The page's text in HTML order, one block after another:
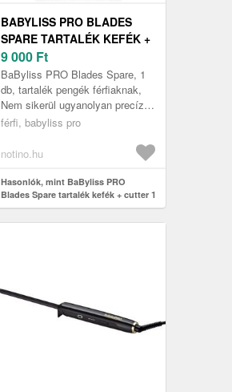
BABYLISS PRO BLADES
SPARE TARTALÉK KEFÉK +
CUTTER 1 DB
9 000 Ft
BaByliss PRO Blades Spare, 1
db, tartalék pengék férfiaknak,
Nem sikerül ugyanolyan precíz
eredményt elérnie a borotvájával,
férfi, babyliss pro
notino.hu
Hasonlók, mint BaByliss PRO
Blades Spare tartalék kefék + cutter 1
db